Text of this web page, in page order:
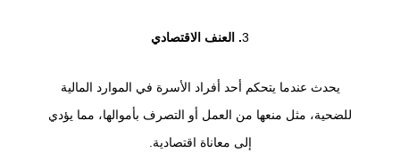
3. العنف الاقتصادي
يحدث عندما يتحكم أحد أفراد الأسرة في الموارد المالية
للضحية، مثل منعها من العمل أو التصرف بأموالها، مما يؤدي
إلى معاناة اقتصادية.